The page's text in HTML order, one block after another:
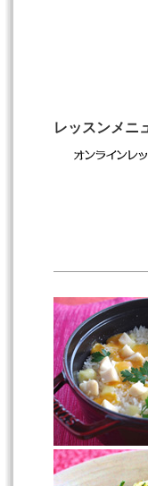
レッスンメニ